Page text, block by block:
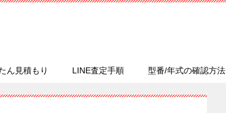
ん見積もり LINE査定手順 型番/年式の確認方法